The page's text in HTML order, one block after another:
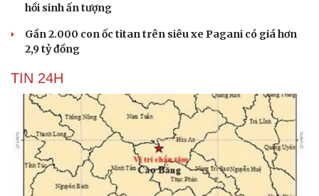
hồi sinh ấn tượng
Gần 2.000 con ốc titan trên siêu xe Pagani có giá hơn
2,9 tỷ đồng
TIN 24H